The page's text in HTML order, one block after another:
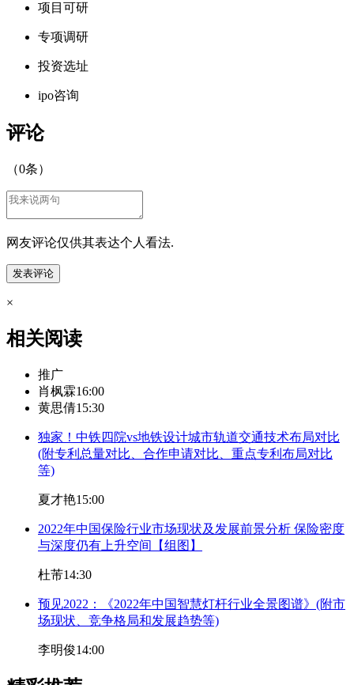
项目可研
专项调研
投资选址
ipo咨询
评论
（0条）
网友评论仅供其表达个人看法.
×
相关阅读
推广
肖枫霖16:00
黄思倩15:30
独家！中铁四院vs地铁设计城市轨道交通技术布局对比
(附专利总量对比、合作申请对比、重点专利布局对比
等)
夏才艳15:00
2022年中国保险行业市场现状及发展前景分析 保险密度
与深度仍有上升空间【组图】
杜芾14:30
预见2022：《2022年中国智慧灯杆行业全景图谱》(附市
场现状、竞争格局和发展趋势等)
李明俊14:00